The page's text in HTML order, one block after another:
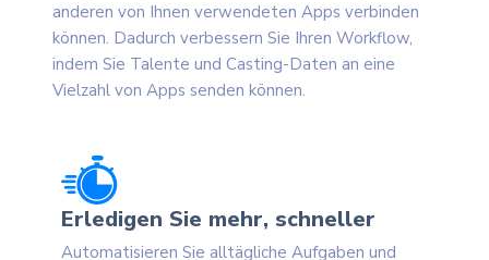
anderen von Ihnen verwendeten Apps verbinden
können. Dadurch verbessern Sie Ihren Workflow,
indem Sie Talente und Casting-Daten an eine
Vielzahl von Apps senden können.
Erledigen Sie mehr, schneller
Automatisieren Sie alltägliche Aufgaben und